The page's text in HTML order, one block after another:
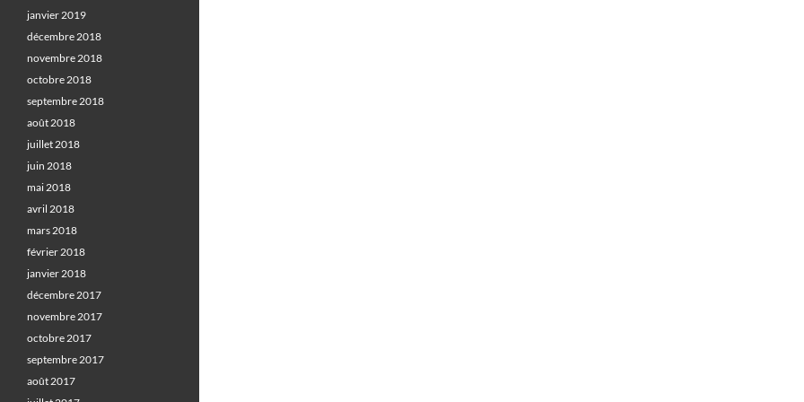
janvier 2019
décembre 2018
novembre 2018
octobre 2018
septembre 2018
août 2018
juillet 2018
juin 2018
mai 2018
avril 2018
mars 2018
février 2018
janvier 2018
décembre 2017
novembre 2017
octobre 2017
septembre 2017
août 2017